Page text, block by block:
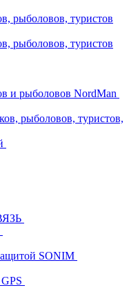
рыболовов, туристов
рыболовов, туристов
и рыболовов NordMan
рыболовов, туристов,
SONIM